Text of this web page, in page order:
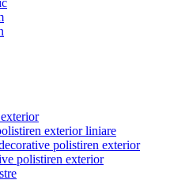
exterior liniare
polistiren exterior
polistiren exterior